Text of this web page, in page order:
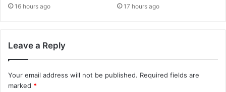
16 hours ago 17 hours ago
Leave a Reply
Your email address will not be published. Required fields are
marked *